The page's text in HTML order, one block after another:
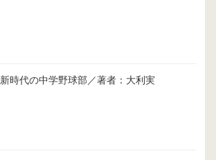
新時代の中学野球部／著者：大利実